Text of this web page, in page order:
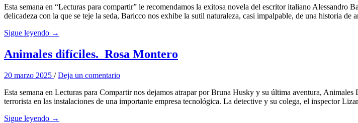
Esta semana en “Lecturas para compartir” le recomendamos la exitosa novela del escritor italiano
delicadeza con la que se teje la seda, Baricco nos exhibe la sutil naturaleza, casi impalpable, de una historia de
Sigue leyendo →
Animales difíciles. Rosa Montero
20 marzo 2025 /Deja un comentario
Esta semana en Lecturas para Compartir nos dejamos atrapar por Bruna Husky y su última aventura,
terrorista en las instalaciones de una importante empresa tecnológica. La detective y su colega, el inspector
Sigue leyendo →